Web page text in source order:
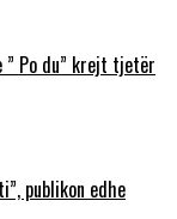
” Po du” krejt tjetër
publikon edhe